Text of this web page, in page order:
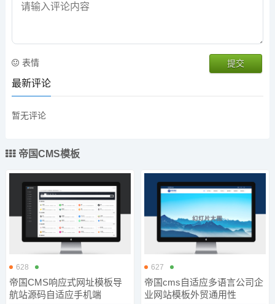
表情
最新评论
暂无评论
帝国CMS模板
628
帝国CMS响应式网址模板导
航站源码自适应手机端
627
帝国cms自适应多语言公司企
业网站模板外贸通用性